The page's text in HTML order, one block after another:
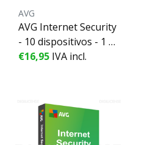
AVG
AVG Internet Security
- 10 dispositivos - 1 A
ño
€16,95 IVA incl.